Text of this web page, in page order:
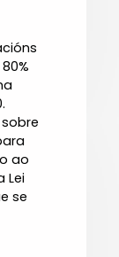
ao
Lei
se